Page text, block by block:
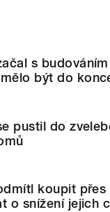
s
být do
pustil do
koupit
o snížení jejich